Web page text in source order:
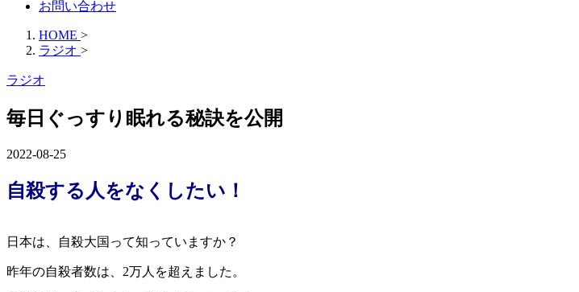
お問い合わせ
HOME >
ラジオ >
ラジオ
毎日ぐっすり眠れる秘訣を公開
2022-08-25
自殺する人をなくしたい！
日本は、自殺大国って知っていますか？
昨年の自殺者数は、2万人を超えました。